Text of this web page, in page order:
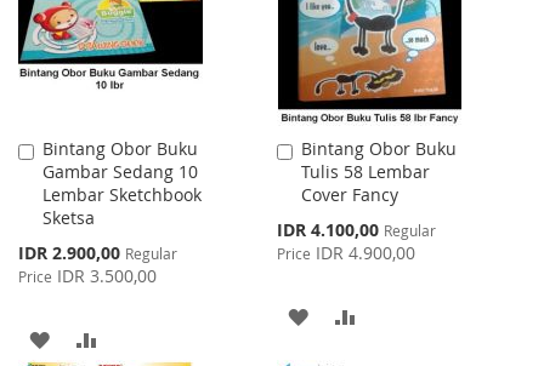
Bintang Obor Buku
Gambar Sedang 10
Lembar Sketchbook
Sketsa
Special
Price
IDR 2.900,00 Regular
Price IDR 3.500,00
Add
to
Cart
ADD
Bintang Obor Buku
Tulis 58 Lembar
Cover Fancy
Special
Price
IDR 4.100,00 Regular
Price IDR 4.900,00
Add
to
Cart
ADD